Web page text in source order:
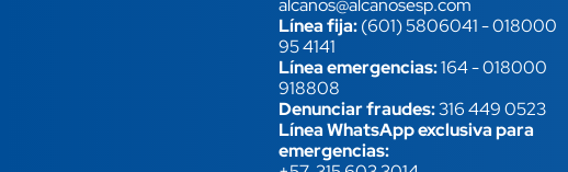
alcanos@alcanosesp.com
Línea fija:(601) 5806041-018000
95 4141
Línea emergencias:164-018000
918808
Denunciar fraudes:316 449 0523
Línea WhatsApp exclusiva para
emergencias: